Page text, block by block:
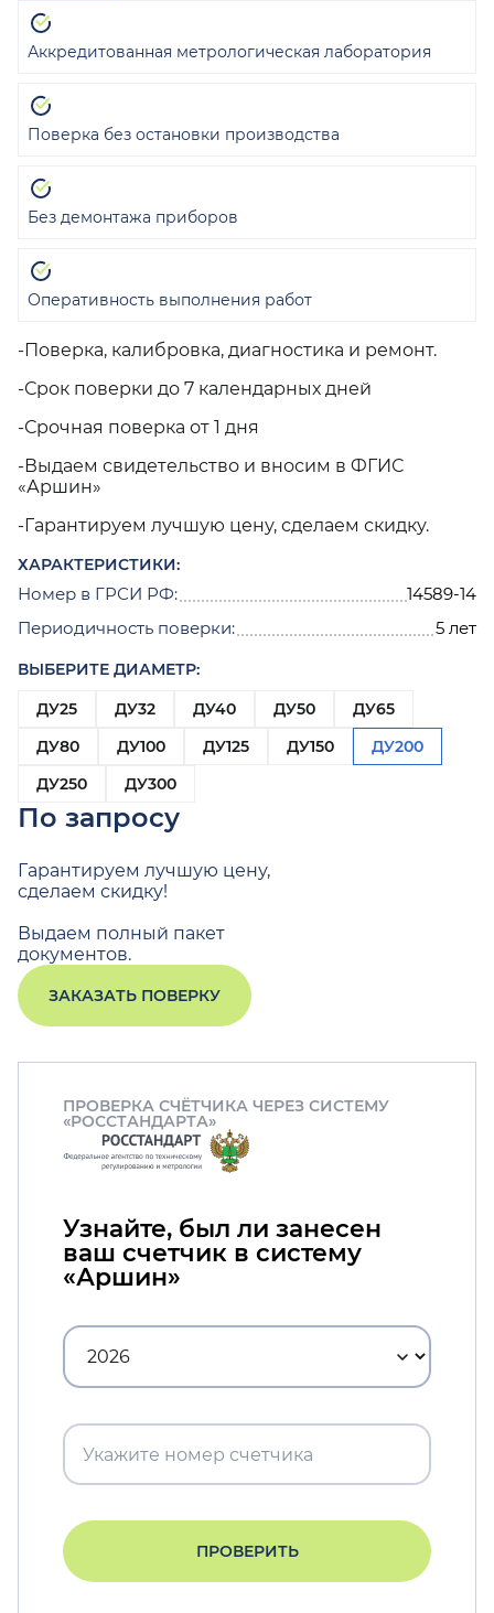
-Поверка, калибровка, диагностика и ремонт.
-Срок поверки до 7 календарных дней
-Срочная поверка от 1 дня
-Выдаем свидетельство и вносим в ФГИС
«Аршин»
-Гарантируем лучшую цену, сделаем скидку.
ХАРАКТЕРИСТИКИ:
Номер в ГРСИ РФ:
14589-14
Периодичность поверки:
5 лет
ВЫБЕРИТЕ ДИАМЕТР:
ДУ25
ДУ32 ДУ40 ДУ50
ДУ65
ДУ80
ДУ100 ДУ125 ДУ150
ДУ200
ДУ250
ДУ300
По запросу
Гарантируем лучшую цену,
сделаем скидку!
Выдаем полный пакет
документов.
ЗАКАЗАТЬ ПОВЕРКУ
Аккредитованная метрологическая лаборатория
Поверка без остановки производства
Без демонтажа приборов
Оперативность выполнения работ
ПРОВЕРКА СЧЁТЧИКА ЧЕРЕЗ СИСТЕМУ
«РОССТАНДАРТА»
Узнайте, был ли занесен
ваш счетчик в систему
«Аршин»
ПРОВЕРИТЬ